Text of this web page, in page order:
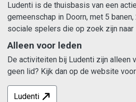
Ludenti is de thuisbasis van een
gemeenschap in Doorn, met 5
sociale spelers die op zoek zijn naar
Alleen voor leden
De activiteiten bij Ludenti zijn alleen
geen lid? Kijk dan op de website
Ludenti